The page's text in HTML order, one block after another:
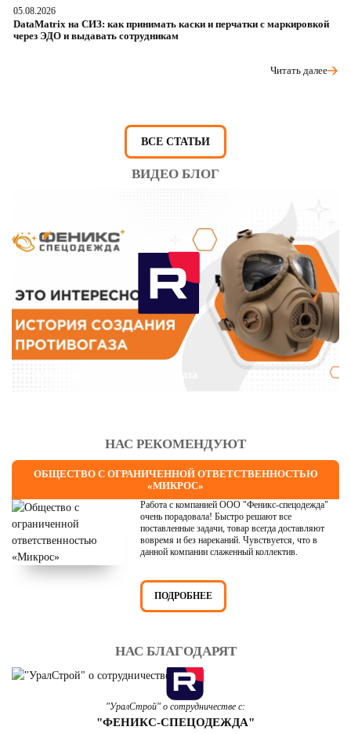
05.08.2026
DataMatrix на СИЗ: как принимать каски и перчатки с маркировкой
через ЭДО и выдавать сотрудникам
Читать далее
ВСЕ СТАТЬИ
ВИДЕО БЛОГ
НАС РЕКОМЕНДУЮТ
ОБЩЕСТВО С ОГРАНИЧЕННОЙ ОТВЕТСТВЕННОСТЬЮ
«МИКРОС»
Работа с компанией ООО "Феникс-спецодежда"
очень порадовала! Быстро решают все
поставленные задачи, товар всегда доставляют
вовремя и без нареканий. Чувствуется, что в
данной компании слаженный коллектив.
ПОДРОБНЕЕ
НАС БЛАГОДАРЯТ
"УралСтрой" о сотрудничестве с:
"ФЕНИКС-СПЕЦОДЕЖДА"